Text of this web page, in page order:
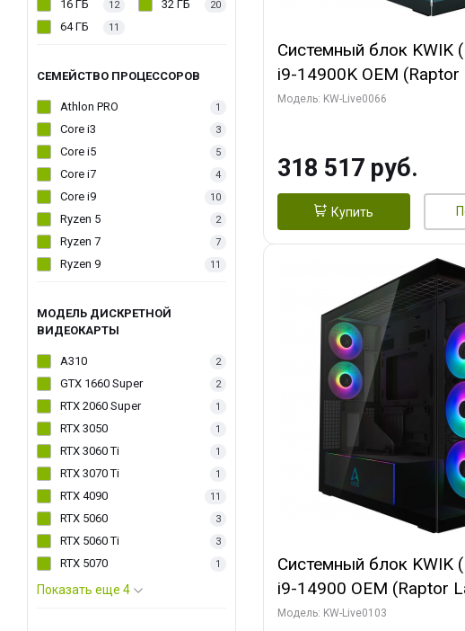
16 ГБ 12 32 ГБ 20
64 ГБ 11
СЕМЕЙСТВО ПРОЦЕССОРОВ
Athlon PRO 1
Core i3 3
Core i5 5
Core i7 4
Core i9 10
Ryzen 5 2
Ryzen 7 7
Ryzen 9 11
МОДЕЛЬ ДИСКРЕТНОЙ
ВИДЕОКАРТЫ
A310 2
GTX 1660 Super 2
RTX 2060 Super 1
RTX 3050 1
RTX 3060 Ti 1
RTX 3070 Ti 1
RTX 4090 11
RTX 5060 3
RTX 5060 Ti 3
RTX 5070 1
Показать еще 4
Системный блок KWIK
i9-14900K OEM (Raptor
7, C24 16EC/8PC/ 64
GDDR7 256bit/ 1 ТБ
Модель: KW-Live0066
318 517 руб.
Купить
Системный блок KWIK
i9-14900 OEM (Raptor
C24 16EC/8PC// 64 ГБ
Модель: KW-Live0103